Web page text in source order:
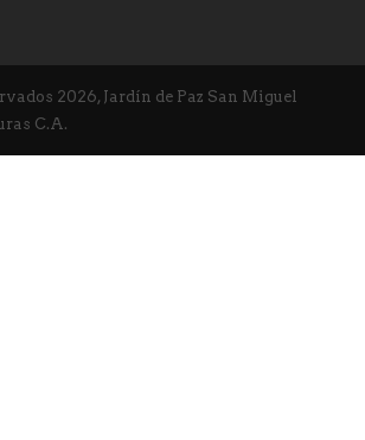
2026, Jardín de Paz San Miguel
C.A.